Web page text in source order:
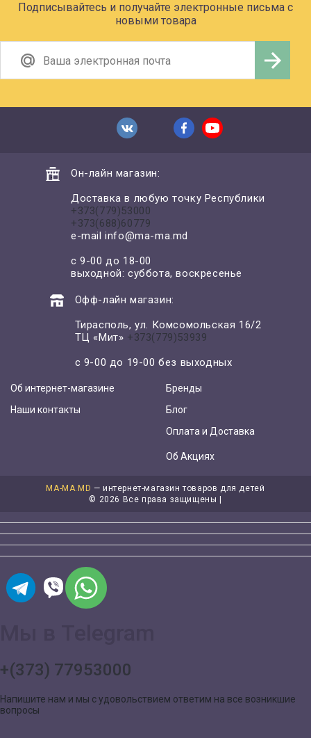
Подписывайтесь и получайте электронные письма с
новыми товара
Он-лайн магазин:
Доставка в любую точку Республики
+373(779)53000
+373(688)60779
e-mailinfo@ma-ma.md
с 9-00 до 18-00
выходной: суббота, воскресенье
Офф-лайн магазин:
Тирасполь, ул. Комсомольская 16/2
ТЦ «Мит» +373(779)53939
с 9-00 до 19-00 без выходных
Об интернет-магазине
Наши контакты
Бренды
Блог
Оплата и Доставка
Об Акциях
MA-MA.MD — интернет-магазин товаров для детей
© 2026 Все права защищены |
+(373) 77953000
Напишите нам и мы с удовольствием ответим на все возникшие
вопросы